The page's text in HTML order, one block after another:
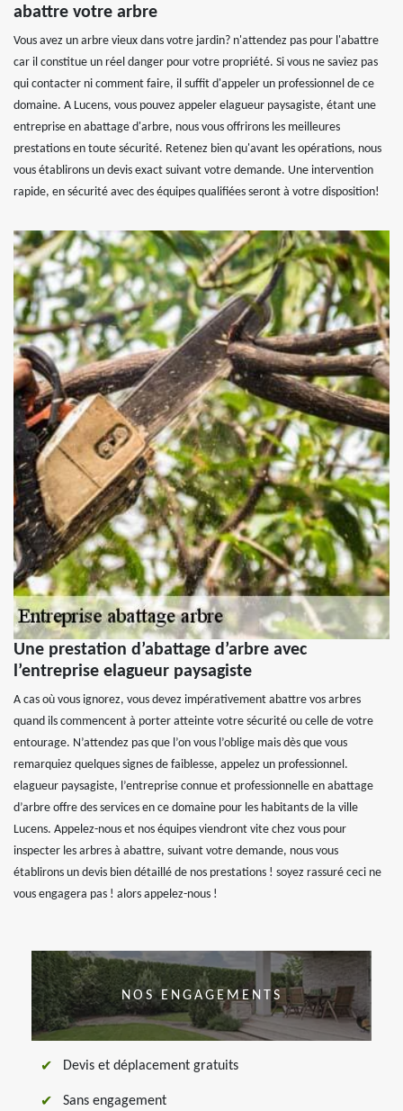
abattre votre arbre
Vous avez un arbre vieux dans votre jardin? n'attendez pas pour l'abattre
car il constitue un réel danger pour votre propriété. Si vous ne saviez pas
qui contacter ni comment faire, il suffit d'appeler un professionnel de ce
domaine. A Lucens, vous pouvez appeler elagueur paysagiste, étant une
entreprise en abattage d'arbre, nous vous offrirons les meilleures
prestations en toute sécurité. Retenez bien qu'avant les opérations, nous
vous établirons un devis exact suivant votre demande. Une intervention
rapide, en sécurité avec des équipes qualifiées seront à votre disposition!
Une prestation d’abattage d’arbre avec
l’entreprise elagueur paysagiste
A cas où vous ignorez, vous devez impérativement abattre vos arbres
quand ils commencent à porter atteinte votre sécurité ou celle de votre
entourage. N’attendez pas que l’on vous l’oblige mais dès que vous
remarquiez quelques signes de faiblesse, appelez un professionnel.
elagueur paysagiste, l’entreprise connue et professionnelle en abattage
d’arbre offre des services en ce domaine pour les habitants de la ville
Lucens. Appelez-nous et nos équipes viendront vite chez vous pour
inspecter les arbres à abattre, suivant votre demande, nous vous
établirons un devis bien détaillé de nos prestations ! soyez rassuré ceci ne
vous engagera pas ! alors appelez-nous !
NOS ENGAGEMENTS
Devis et déplacement gratuits
Sans engagement